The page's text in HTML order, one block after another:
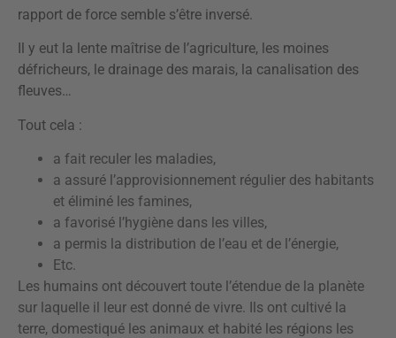
rapport de force semble s’être inversé.
Il y eut la lente maîtrise de l’agriculture, les moines
défricheurs, le drainage des marais, la canalisation des
fleuves…
Tout cela :
a fait reculer les maladies,
a assuré l’approvisionnement régulier des habitants
et éliminé les famines,
a favorisé l’hygiène dans les villes,
a permis la distribution de l’eau et de l’énergie,
Etc.
Les humains ont découvert toute l’étendue de la planète
sur laquelle il leur est donné de vivre. Ils ont cultivé la
terre, domestiqué les animaux et habité les régions les